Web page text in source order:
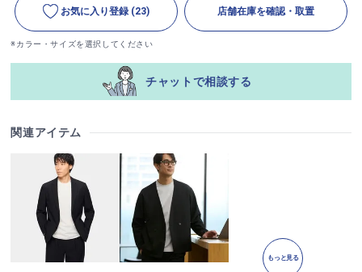
お気に入り登録 (23) 店舗在庫を確認・取置
※カラー・サイズを選択してください
チャットで相談する
関連アイテム
もっと見る